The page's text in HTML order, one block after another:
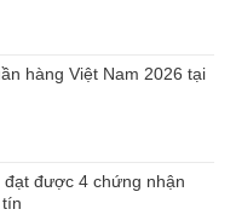
hàng Việt Nam 2026 tại
đạt được 4 chứng nhận